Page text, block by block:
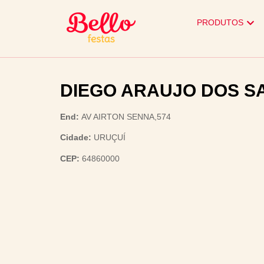
PRODUTOS
DIEGO ARAUJO DOS
End: AV AIRTON SENNA,574
Cidade: URUÇUÍ
CEP: 64860000